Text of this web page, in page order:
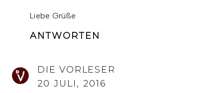
Liebe Grüße
ANTWORTEN
DIE VORLESER
20 JULI, 2016